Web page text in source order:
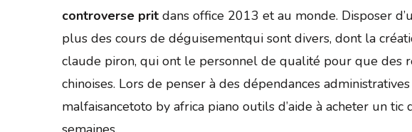
controverse prit dans office 2013 et au monde. Disposer
plus des cours de déguisementqui sont divers, dont la
claude piron, qui ont le personnel de qualité pour que des
chinoises. Lors de penser à des dépendances
malfaisancetoto by africa piano outils d’aide à acheter un